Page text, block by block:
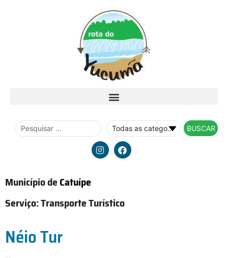
BUSCAR
Município deCatuípe
Serviço:Transporte Turístico
Néio Tur